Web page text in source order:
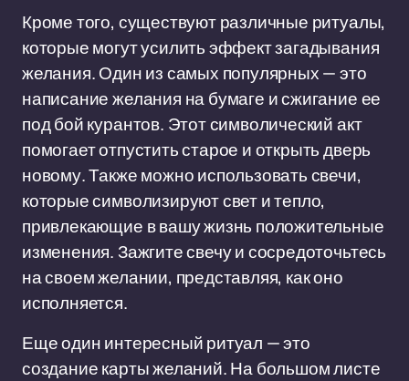
Кроме того, существуют различные ритуалы,
которые могут усилить эффект загадывания
желания. Один из самых популярных — это
написание желания на бумаге и сжигание ее
под бой курантов. Этот символический акт
помогает отпустить старое и открыть дверь
новому. Также можно использовать свечи,
которые символизируют свет и тепло,
привлекающие в вашу жизнь положительные
изменения. Зажгите свечу и сосредоточьтесь
на своем желании, представляя, как оно
исполняется.
Еще один интересный ритуал — это
создание карты желаний. На большом листе